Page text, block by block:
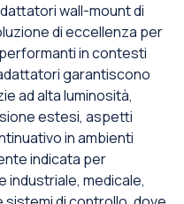
wall-mount di
di eccellenza per
in contesti
garantiscono
ad alta luminosità,
estesi, aspetti
in ambienti
indicata per
industriale, medicale,